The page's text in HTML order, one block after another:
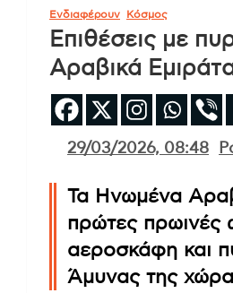
Ενδιαφέρουν Κόσμος
Επιθέσεις με
Αραβικά
29/03/2026, 08:48
Τα Ηνωμένα
πρώτες πρωινές
αεροσκάφη και
Άμυνας της